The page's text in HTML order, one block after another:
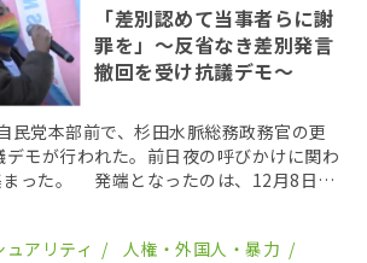
「差別認めて当事者らに謝
罪を」～反省なき差別発言
撤回を受け抗議デモ～
党本部前で、杉田水脈総務政務官の更
モが行われた。前日夜の呼びかけに関わ
まった。 発端となったのは、12月8日の
政務官が「LGBTは生産性 […]
アリティ
人権・外国人・暴力